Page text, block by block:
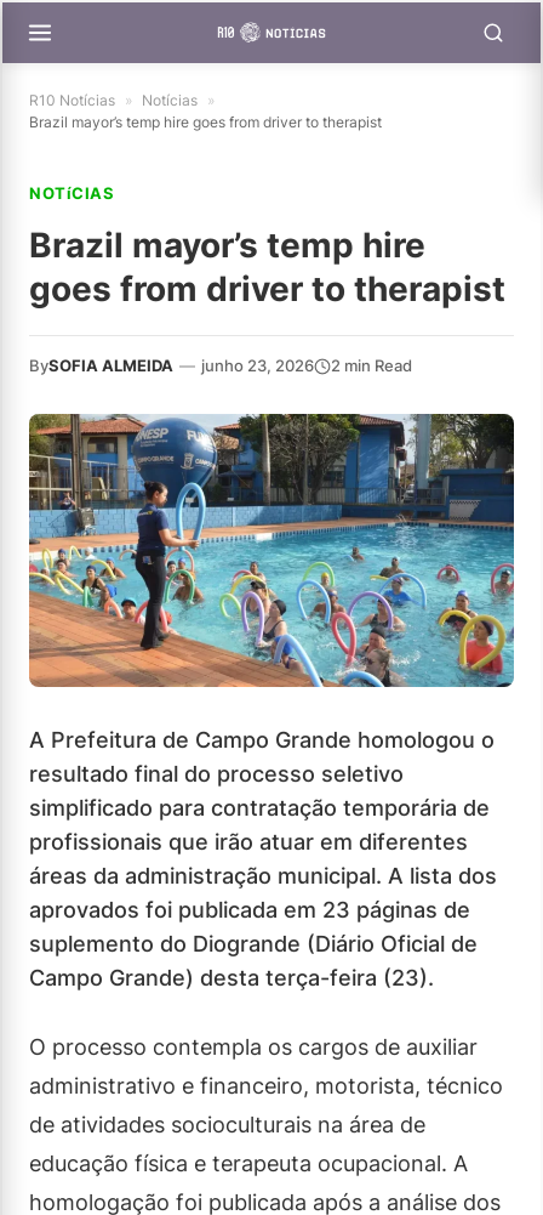
R10 Notícias » Notícias »
Brazil mayor’s temp hire goes from driver to therapist
NOTíCIAS
Brazil mayor’s temp hire
goes from driver to therapist
BySOFIA ALMEIDA — junho 23, 2026 2 min Read
A Prefeitura de Campo Grande homologou o
resultado final do processo seletivo
simplificado para contratação temporária de
profissionais que irão atuar em diferentes
áreas da administração municipal. A lista dos
aprovados foi publicada em 23 páginas de
suplemento do Diogrande (Diário Oficial de
Campo Grande) desta terça-feira (23).
O processo contempla os cargos de auxiliar
administrativo e financeiro, motorista, técnico
de atividades socioculturais na área de
educação física e terapeuta ocupacional. A
homologação foi publicada após a análise dos